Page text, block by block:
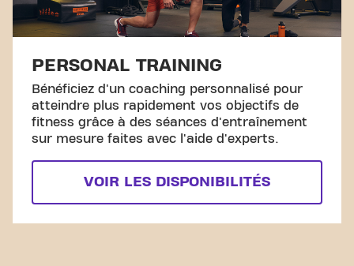
PERSONAL TRAINING
Bénéficiez d'un coaching personnalisé pour
atteindre plus rapidement vos objectifs de
fitness grâce à des séances d'entraînement
sur mesure faites avec l'aide d'experts.
VOIR LES DISPONIBILITÉS